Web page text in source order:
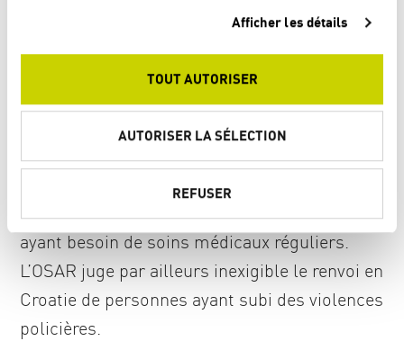
Afficher les détails
TOUT AUTORISER
AUTORISER LA SÉLECTION
REFUSER
Renvoi inexigible pour les victimes
de violence policière
Par conséquent, l’OSAR recommande de
renoncer aux transferts Dublin vers la Croatie,
en particulier pour les personnes vulnérables
ayant besoin de soins médicaux réguliers.
L’OSAR juge par ailleurs inexigible le renvoi en
Croatie de personnes ayant subi des violences
policières.